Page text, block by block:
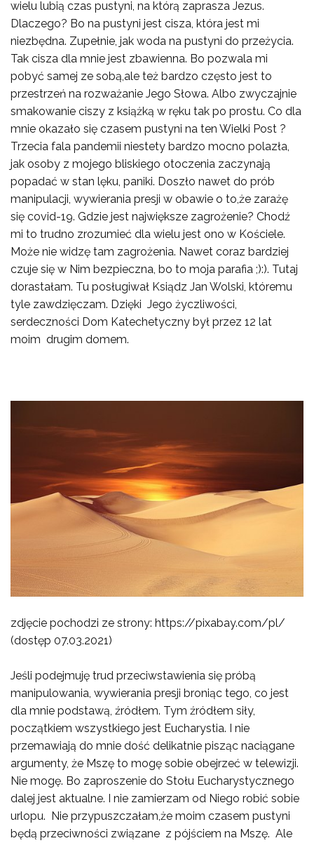
wielu lubią czas pustyni, na którą zaprasza Jezus.
Dlaczego? Bo na pustyni jest cisza, która jest mi
niezbędna. Zupełnie, jak woda na pustyni do przeżycia.
Tak cisza dla mnie jest zbawienna. Bo pozwala mi
pobyć samej ze sobą,ale też bardzo często jest to
przestrzeń na rozważanie Jego Słowa. Albo zwyczajnie
smakowanie ciszy z książką w ręku tak po prostu. Co dla
mnie okazało się czasem pustyni na ten Wielki Post ?
Trzecia fala pandemii niestety bardzo mocno polazła,
jak osoby z mojego bliskiego otoczenia zaczynają
popadać w stan lęku, paniki. Doszło nawet do prób
manipulacji, wywierania presji w obawie o to,że zarażę
się covid-19. Gdzie jest największe zagrożenie? Chodź
mi to trudno zrozumieć dla wielu jest ono w Kościele.
Może nie widzę tam zagrożenia. Nawet coraz bardziej
czuje się w Nim bezpieczna, bo to moja parafia ;):). Tutaj
dorastałam. Tu posługiwał Ksiądz Jan Wolski, któremu
tyle zawdzięczam. Dzięki Jego życzliwości,
serdeczności Dom Katechetyczny był przez 12 lat
moim drugim domem.
zdjęcie pochodzi ze strony: https://pixabay.com/pl/
(dostęp 07.03.2021)
Jeśli podejmuję trud przeciwstawienia się próbą
manipulowania, wywierania presji broniąc tego, co jest
dla mnie podstawą, źródłem. Tym źródłem siły,
początkiem wszystkiego jest Eucharystia. I nie
przemawiają do mnie dość delikatnie pisząc naciągane
argumenty, że Mszę to mogę sobie obejrzeć w telewizji.
Nie mogę. Bo zaproszenie do Stołu Eucharystycznego
dalej jest aktualne. I nie zamierzam od Niego robić sobie
urlopu. Nie przypuszczałam,że moim czasem pustyni
będą przeciwności związane z pójściem na Mszę. Ale